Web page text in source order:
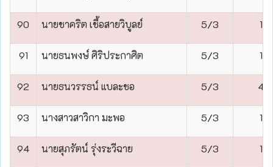
90 นายชาคริต เชื้อสายวิบูลย์ 5/3 1
91 นายธนพงษ์ ศิริประกาศิต 5/3 1
92 นายธนวรรธน์ แบละชอ 5/3 4
93 นางสาวสาวิกา มะพอ 5/3 1
94 นายสุภรัตน์ รุ่งระวีฉาย 5/3 1